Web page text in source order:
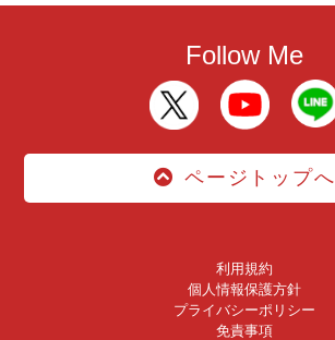
Follow Me
ページトップへ
利用規約
個人情報保護方針
プライバシーポリシー
免責事項